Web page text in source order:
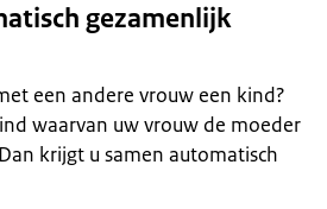
gezamenlijk
een andere vrouw een kind?
waarvan uw vrouw de moeder
krijgt u samen automatisch